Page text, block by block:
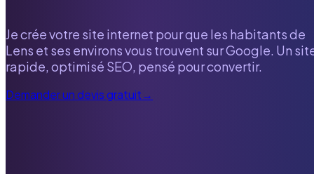
Je crée votre site internet pour que les habitants de
Lens et ses environs vous trouvent sur Google. Un
rapide, optimisé SEO, pensé pour convertir.
Demander un devis gratuit→